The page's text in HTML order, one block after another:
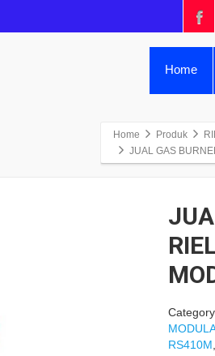
Home
Home Produk
JUAL GAS
RS410M